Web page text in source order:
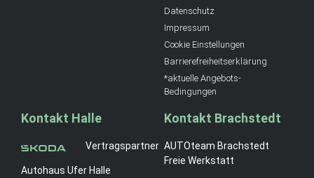
Datenschutz
Impressum
Cookie Einstellungen
Barrierefreiheitserklärung
*aktuelle Angebots-
Bedingungen
Kontakt Halle
Vertragspartner
Autohaus Ufer Halle
Kontakt Brachstedt
AUTOteam Brachstedt
Freie Werkstatt